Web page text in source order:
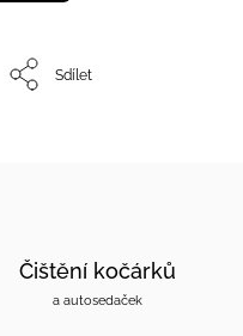
Sdílet
Čištění kočárků
a autosedaček